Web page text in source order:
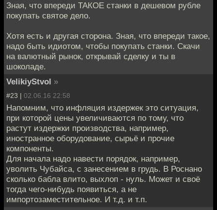
Зная, что впереди ТАКОЕ станки в дешевом рубле
покупать святое дело.
Хотя есть и другая сторона. Зная, что впереди такое,
надо быть идиотом, чтобы покупать станки. Скачи
на валютный рынок, открывай сделку и ты в
шоколаде.
VelikiyStvol »
#23 | 02.06.16 22:58
Напомним, что инфляция издержек это ситуация,
при которой цены увеличиваются по тому, что
растут издержки производства, например,
иностранное оборудование, сырьё и прочие
компоненты.
Для начала надо навести порядок, например,
уволить Чубайса, с занесением в грудь. В Роснано
сколько бабла влито, выхлоп - нуль. Может и своё
тогда чего-нибудь появиться, а не
импортозаместительное. И т.д. и т.п.